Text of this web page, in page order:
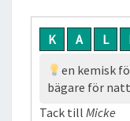
K A L
en kemisk
bägare för
Tack till Micke